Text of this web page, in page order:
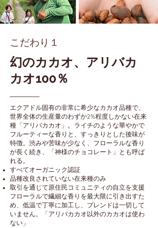
こだわり１
幻のカカオ、アリバカ
カオ100％
エクアドル固有の非常に希少なカカオ品種で、
世界全体の生産量のわずか2%程度しかない在来
種「アリバカカオ」。ライチのような華やかで
フルーティーな香りと、すっきりとした後味が
特徴。渋みや苦味が少なく、フローラルな香り
が長く続き、「神様のチョコレート」とも呼ば
れる。
すべてオーガニック認証
品種改良されていない在来種のみ
取引を通じて原住民コミュニティの自立を支援
フローラルで繊細な香りを最大限に引き出すた
め、低温で丁寧に加工し、ブレンドは一切して
いません。「アリバカカオ以外のカカオは使わ
ない」